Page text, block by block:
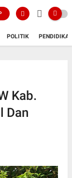
POLITIK
Kab.
Dan